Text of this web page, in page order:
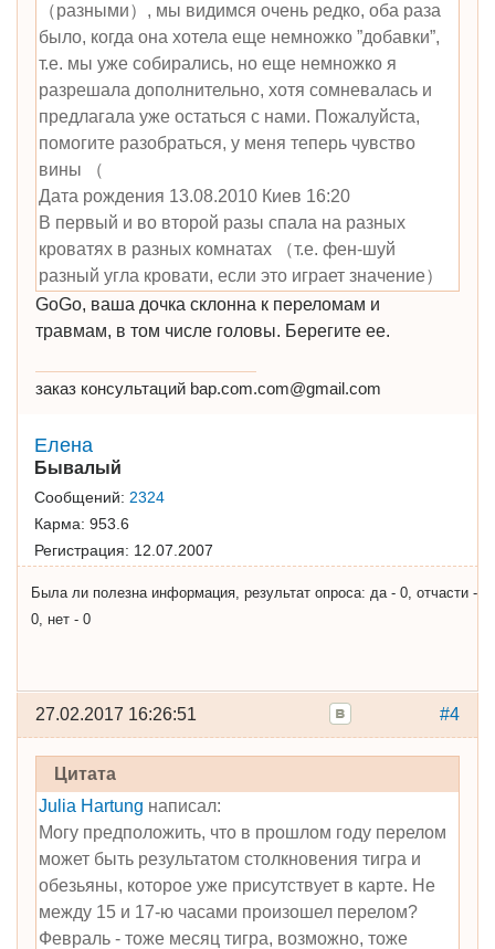
（разными）, мы видимся очень редко, оба раза
было, когда она хотела еще немножко ”добавки”,
т.е. мы уже собирались, но еще немножко я
разрешала дополнительно, хотя сомневалась и
предлагала уже остаться с нами. Пожалуйста,
помогите разобраться, у меня теперь чувство
вины （
Дата рождения 13.08.2010 Киев 16:20
В первый и во второй разы спала на разных
кроватях в разных комнатах （т.е. фен-шуй
разный угла кровати, если это играет значение）
GoGo, ваша дочка склонна к переломам и
травмам, в том числе головы. Берегите ее.
заказ консультаций bap.com.com@gmail.com
Елена
Бывалый
Сообщений: 2324
Карма: 953.6
Регистрация: 12.07.2007
Была ли полезна информация, результат опроса: да - 0, отчасти -
0, нет - 0
#4
27.02.2017 16:26:51
Цитата
Julia Hartung написал:
Могу предположить, что в прошлом году перелом
может быть результатом столкновения тигра и
обезьяны, которое уже присутствует в карте. Не
между 15 и 17-ю часами произошел перелом?
Февраль - тоже месяц тигра, возможно, тоже